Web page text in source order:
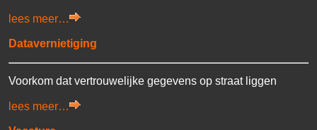
lees meer…
Datavernietiging
Voorkom dat vertrouwelijke gegevens op straat liggen
lees meer…